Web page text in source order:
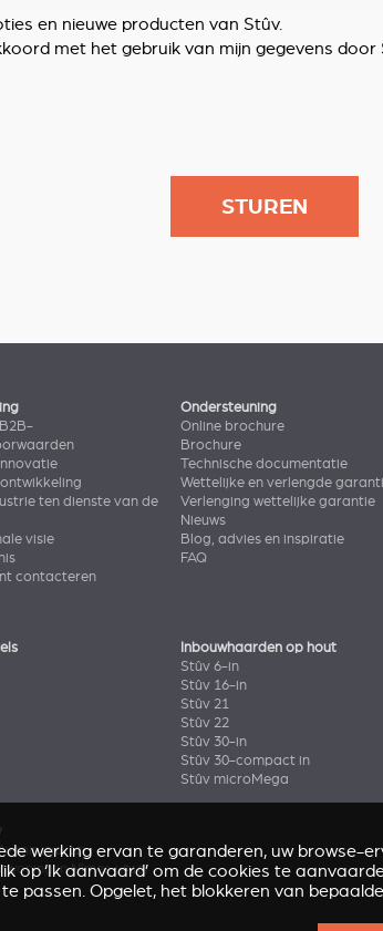
en nieuwe producten van Stûv.
met het gebruik van mijn gegevens
ten dienste van de
visie
contacteren
Ondersteuning
Online brochure
Brochure
Technische documentatie
Wettelijke en verlengde
Verlenging wettelijke garantie
Nieuws
Blog, advies en inspiratie
FAQ
Inbouwhaarden op hout
Stûv 6-in
Stûv 16-in
Stûv 21
Stûv 22
Stûv 30-in
Stûv 30-compact in
Stûv microMega
(Stûv 22)
in Nîmes(sP10)
werking ervan te garanderen, uw
op ‘Ik aanvaard’ om de cookies te
passen. Opgelet, het blokkeren van